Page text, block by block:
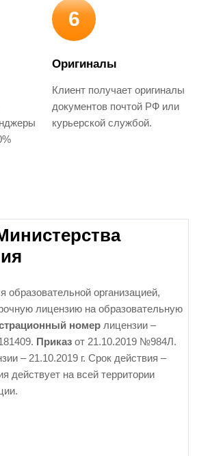
6
Оригиналы
Клиент получает оригиналы
документов почтой РФ или
курьерской службой.
организацией,
лицензию на образовательную
номер лицензии –
Приказ от 21.10.2019 №984Л.
– 21.10.2019 г. Срок действия –
действует на всей территории